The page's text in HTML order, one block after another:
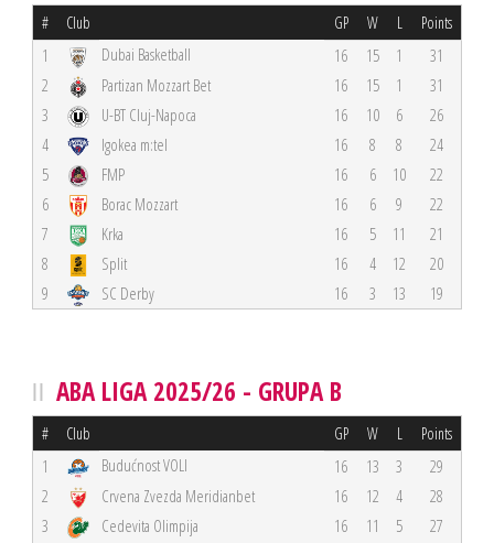
# Club GP W L Points
1 Dubai Basketball 16 15 1
31
2
Partizan Mozzart Bet 16 15 1
31
3
U-BT Cluj-Napoca 16 10 6
26
4
Igokea m:tel 16 8 8
24
5
FMP 16 6 10
22
6
Borac Mozzart 16 6 9
22
7
Krka 16 5 11
21
8
Split 16 4 12
20
9
SC Derby 16 3 13 19
ABA LIGA 2025/26 - GRUPA B
# Club GP W L Points
1 Budućnost VOLI 16 13 3
29
2
Crvena Zvezda Meridianbet 16 12 4
28
3
Cedevita Olimpija 16 11 5
27